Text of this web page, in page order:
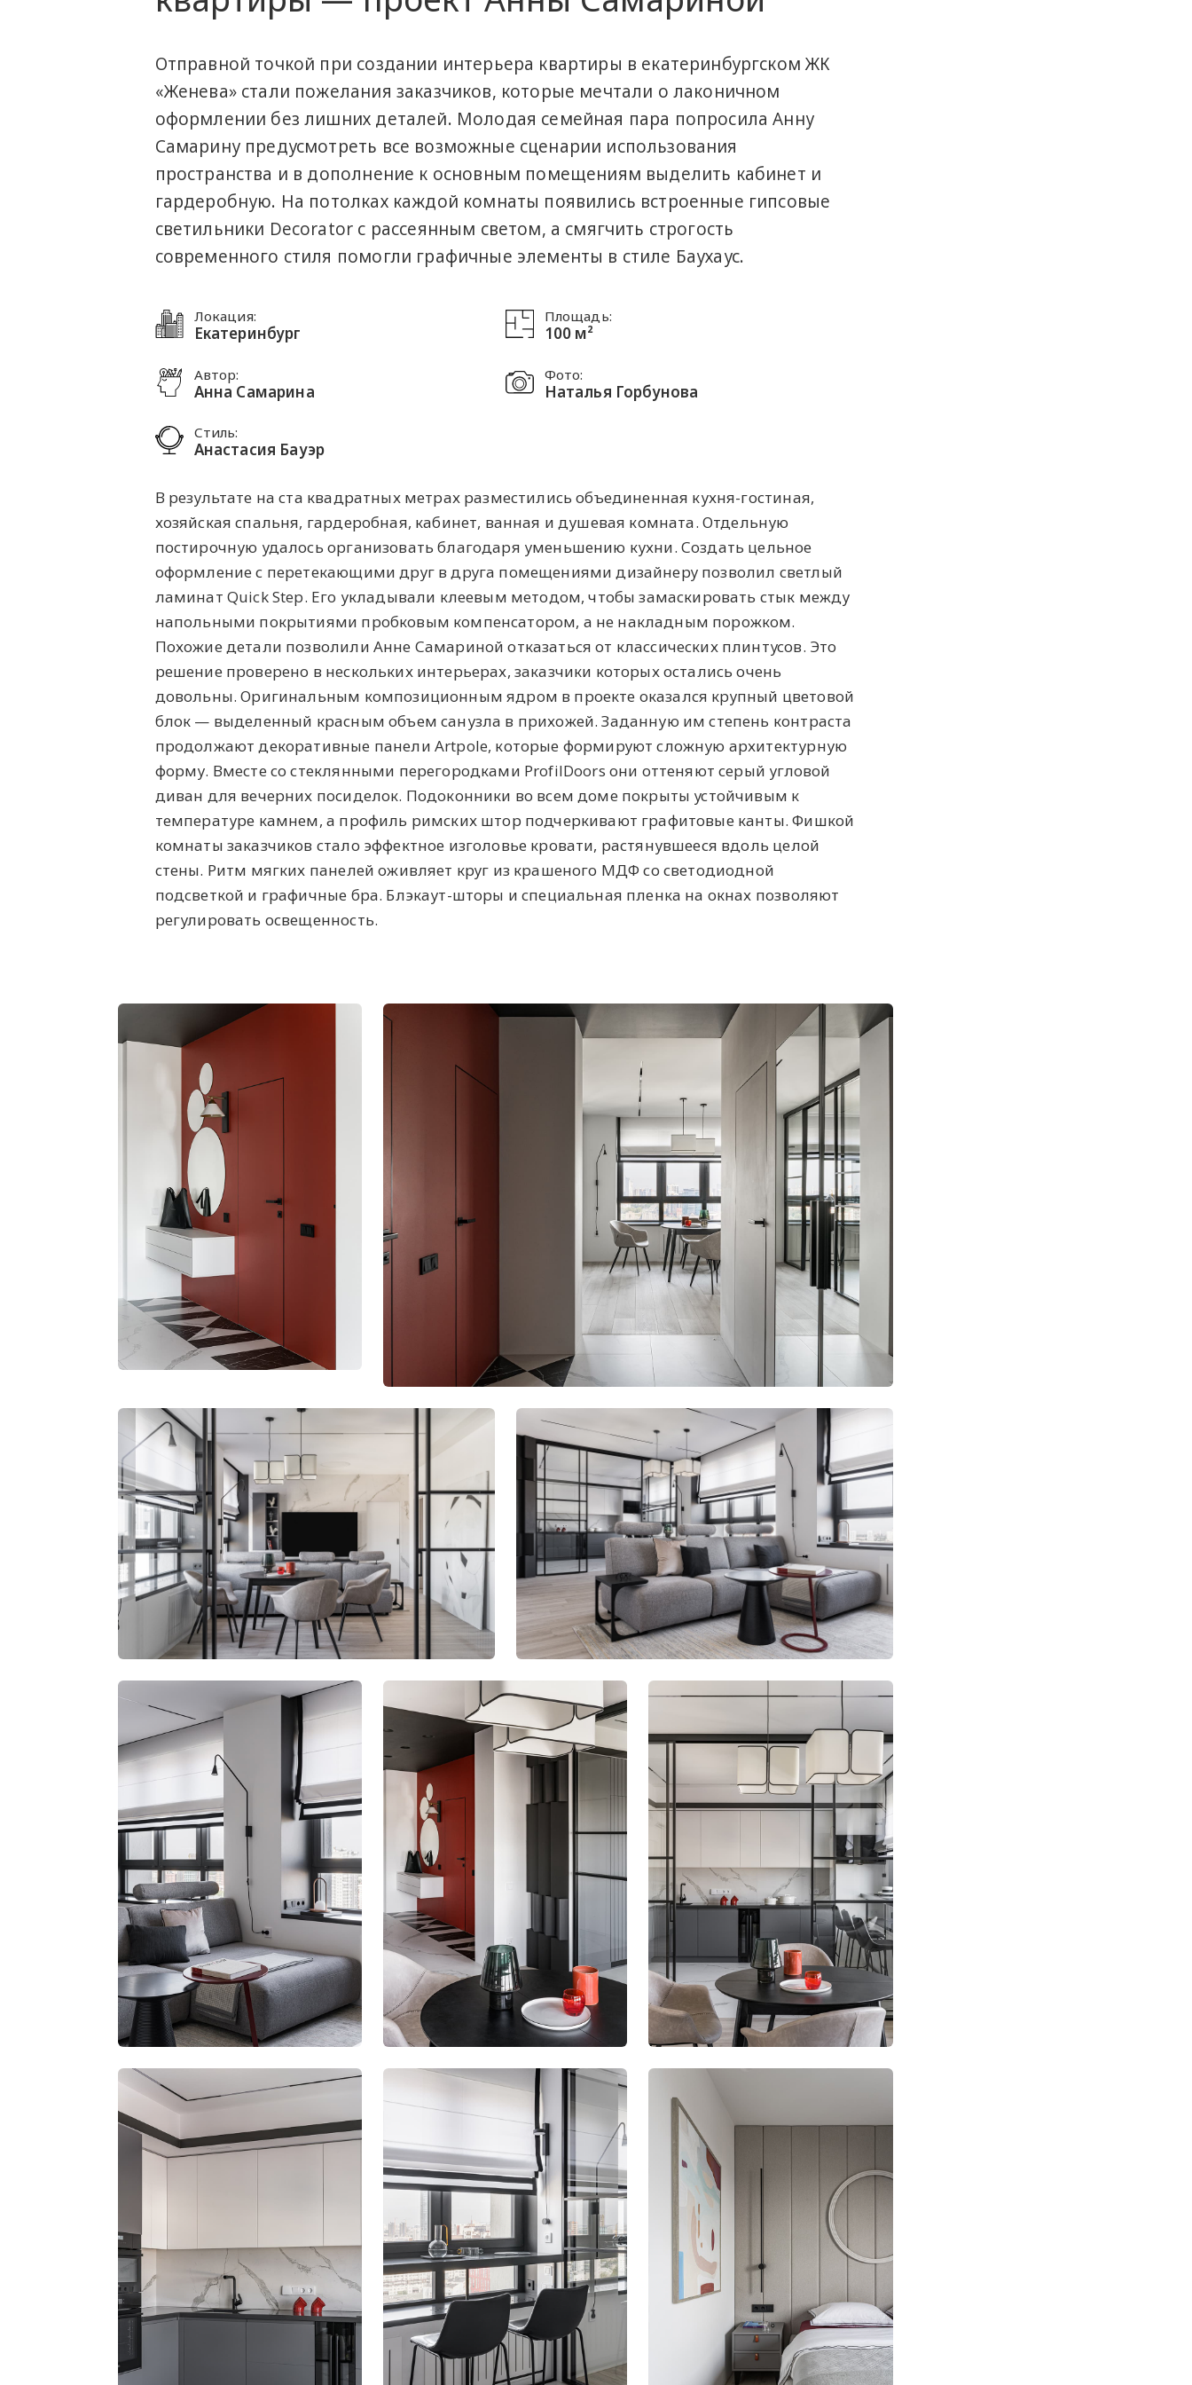
Отправной точкой при создании интерьера квартиры в екатеринбургском ЖК
«Женева» стали пожелания заказчиков, которые мечтали о лаконичном
оформлении без лишних деталей. Молодая семейная пара попросила Анну
Самарину предусмотреть все возможные сценарии использования
пространства и в дополнение к основным помещениям выделить кабинет и
гардеробную. На потолках каждой комнаты появились встроенные гипсовые
светильники Decorator с рассеянным светом, а смягчить строгость
современного стиля помогли графичные элементы в стиле Баухаус.
Локация:
Екатеринбург
Площадь:
100 м²
Автор:
Анна Самарина
Фото:
Наталья Горбунова
Стиль:
Анастасия Бауэр
В результате на ста квадратных метрах разместились объединенная кухня-гостиная,
хозяйская спальня, гардеробная, кабинет, ванная и душевая комната. Отдельную
постирочную удалось организовать благодаря уменьшению кухни. Создать цельное
оформление с перетекающими друг в друга помещениями дизайнеру позволил светлый
ламинат Quick Step. Его укладывали клеевым методом, чтобы замаскировать стык между
напольными покрытиями пробковым компенсатором, а не накладным порожком.
Похожие детали позволили Анне Самариной отказаться от классических плинтусов. Это
решение проверено в нескольких интерьерах, заказчики которых остались очень
довольны. Оригинальным композиционным ядром в проекте оказался крупный цветовой
блок — выделенный красным объем санузла в прихожей. Заданную им степень контраста
продолжают декоративные панели Artpole, которые формируют сложную архитектурную
форму. Вместе со стеклянными перегородками ProfilDoors они оттеняют серый угловой
диван для вечерних посиделок. Подоконники во всем доме покрыты устойчивым к
температуре камнем, а профиль римских штор подчеркивают графитовые канты. Фишкой
комнаты заказчиков стало эффектное изголовье кровати, растянувшееся вдоль целой
стены. Ритм мягких панелей оживляет круг из крашеного МДФ со светодиодной
подсветкой и графичные бра. Блэкаут-шторы и специальная пленка на окнах позволяют
регулировать освещенность.